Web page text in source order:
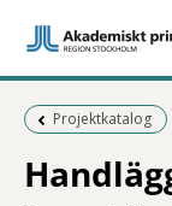
Föregående sida:
Projektkatalog